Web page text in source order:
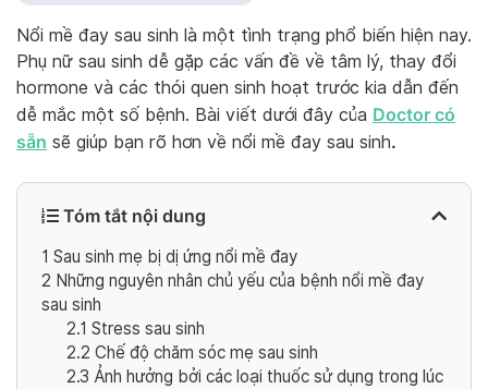
Nổi mề đay sau sinh là một tình trạng phổ biến hiện nay.
Phụ nữ sau sinh dễ gặp các vấn đề về tâm lý, thay đổi
hormone và các thói quen sinh hoạt trước kia dẫn đến
dễ mắc một số bệnh. Bài viết dưới đây của Doctor có
sẵn sẽ giúp bạn rõ hơn về nổi mề đay sau sinh.
Tóm tắt nội dung
1 Sau sinh mẹ bị dị ứng nổi mề đay
2 Những nguyên nhân chủ yếu của bệnh nổi mề đay
sau sinh
2.1 Stress sau sinh
2.2 Chế độ chăm sóc mẹ sau sinh
2.3 Ảnh hưởng bởi các loại thuốc sử dụng trong lúc